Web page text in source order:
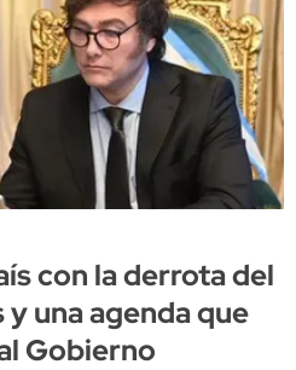
con la derrota del
una agenda que
Gobierno